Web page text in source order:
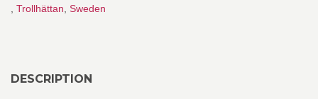
Trollhättan Sweden
DESCRIPTION